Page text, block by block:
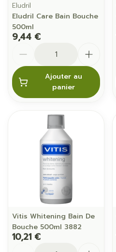
Eludril
Eludril Care Bain Bouche
500ml
9,44 €
Ajouter au
panier
Vitis Whitening Bain De
Bouche 500ml 3882
10,21 €